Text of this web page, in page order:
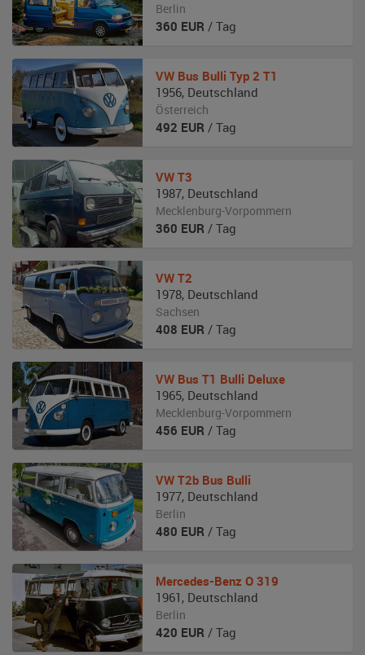
Berlin
360 EUR / Tag
VW Bus Bulli Typ 2 T1
1956, Deutschland
Österreich
492 EUR / Tag
VW T3
1987, Deutschland
Mecklenburg-Vorpommern
360 EUR / Tag
VW T2
1978, Deutschland
Sachsen
408 EUR / Tag
VW Bus T1 Bulli Deluxe
1965, Deutschland
Mecklenburg-Vorpommern
456 EUR / Tag
VW T2b Bus Bulli
1977, Deutschland
Berlin
480 EUR / Tag
Mercedes-Benz O 319
1961 , Deutschland
Berlin
420 EUR / Tag